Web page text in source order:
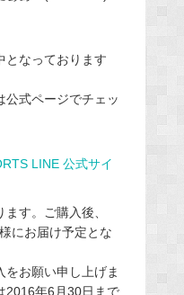
となっております
公式ページでチェッ
LINE 公式サイ
す。ご購入後、
にお届け予定とな
をお願い申し上げま
2016年6月30日まで